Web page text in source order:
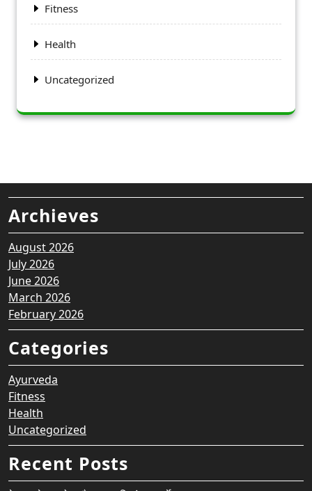
Fitness
Health
Uncategorized
Archieves
August 2026
July 2026
June 2026
March 2026
February 2026
Categories
Ayurveda
Fitness
Health
Uncategorized
Recent Posts